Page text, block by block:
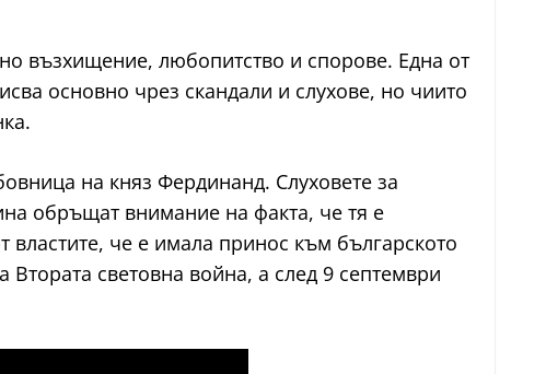
възхищение, любопитство и спорове. Една от
основно чрез скандали и слухове, но чиито
на княз Фердинанд. Слуховете за
обръщат внимание на факта, че тя е
властите, че е имала принос към българското
световна война, а след 9 септември